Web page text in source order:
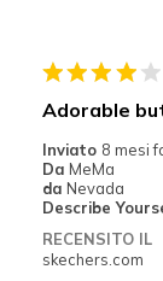
Casual Wear
Width
Sizing
View On
Adorable
Inviato 8 mesi
Da MeMa
da Nevada
Describe
RECENSITO IL
skechers.com